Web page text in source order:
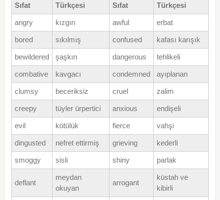
Sıfat Türkçesi Sıfat Türkçesi
angry kızgın awful erbat
bored sıkılmış confused kafası karışık
bewildered şaşkın dangerous tehlikeli
combative kavgacı condemned ayıplanan
clumsy beceriksiz cruel zalim
creepy tüyler ürpertici anxious endişeli
evil kötülük fierce vahşi
dingusted nefret ettirmiş grieving kederli
smoggy sisli shiny parlak
deflant
meydan
okuyan
arrogant
küstah ve
kibirli